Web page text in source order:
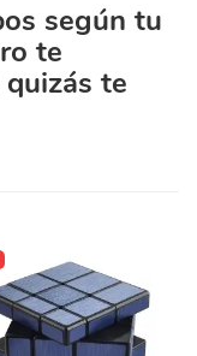
según tu
te
te